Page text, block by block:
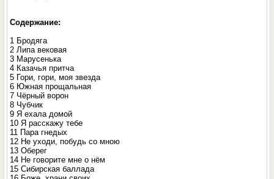
Содержание:
1 Бродяга
2 Липа вековая
3 Марусенька
4 Казачья притча
5 Гори, гори, моя звезда
6 Южная прощальная
7 Чёрный ворон
8 Чубчик
9 Я ехала домой
10 Я расскажу тебе
11 Пара гнедых
12 Не уходи, побудь со мною
13 Оберег
14 Не говорите мне о нём
15 Сибирская баллада